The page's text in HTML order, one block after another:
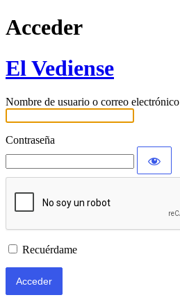
Acceder
El Vediense
Nombre de usuario o correo electrónico
Contraseña
Recuérdame